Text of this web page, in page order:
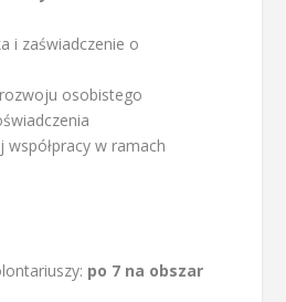
i zaświadczenie o
osobistego
współpracy w ramach
po 7 na obszar